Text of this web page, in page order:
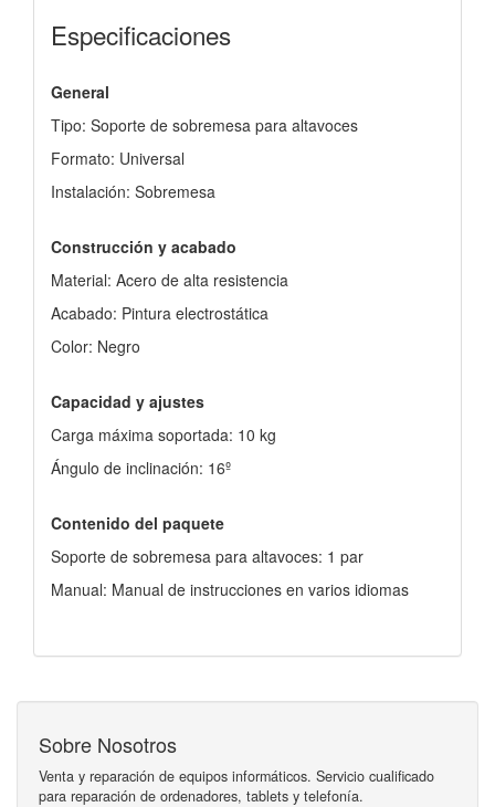
Especificaciones
General
Tipo: Soporte de sobremesa para altavoces
Formato: Universal
Instalación: Sobremesa
Construcción y acabado
Material: Acero de alta resistencia
Acabado: Pintura electrostática
Color: Negro
Capacidad y ajustes
Carga máxima soportada: 10 kg
Ángulo de inclinación: 16º
Contenido del paquete
Soporte de sobremesa para altavoces: 1 par
Manual: Manual de instrucciones en varios idiomas
Sobre Nosotros
Venta y reparación de equipos informáticos. Servicio cualificado
para reparación de ordenadores, tablets y telefonía.